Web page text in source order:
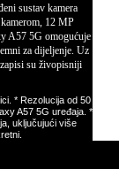
sustav kamera
12 MP
A57 5G omogućuje
za dijeljenje. Uz
su živopisniji
* Rezolucija od 50
A57 5G uređaja. *
uključujući više